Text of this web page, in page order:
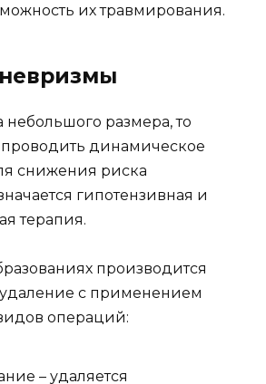
их травмирования.
размера, то
динамическое
снижения риска
гипотензивная и
терапия.
производится
с применением
операций:
– удаляется